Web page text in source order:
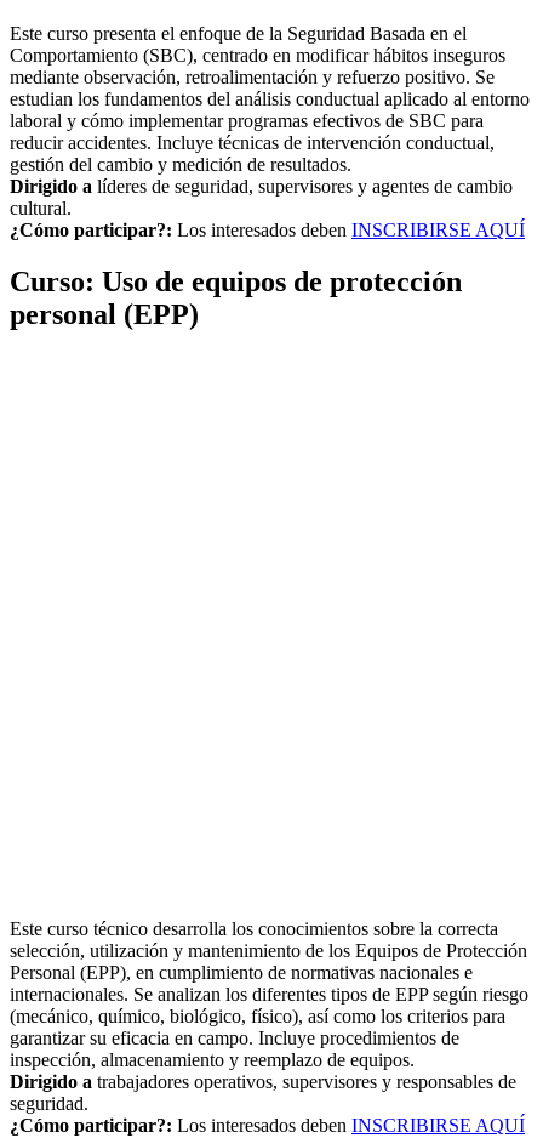
Este curso presenta el enfoque de la Seguridad Basada en el
Comportamiento (SBC), centrado en modificar hábitos inseguros
mediante observación, retroalimentación y refuerzo positivo. Se
estudian los fundamentos del análisis conductual aplicado al entorno
laboral y cómo implementar programas efectivos de SBC para
reducir accidentes. Incluye técnicas de intervención conductual,
gestión del cambio y medición de resultados.
Dirigido a líderes de seguridad, supervisores y agentes de cambio
cultural.
¿Cómo participar?: Los interesados deben INSCRIBIRSE AQUÍ
Curso: Uso de equipos de protección
personal (EPP)
Este curso técnico desarrolla los conocimientos sobre la correcta
selección, utilización y mantenimiento de los Equipos de Protección
Personal (EPP), en cumplimiento de normativas nacionales e
internacionales. Se analizan los diferentes tipos de EPP según riesgo
(mecánico, químico, biológico, físico), así como los criterios para
garantizar su eficacia en campo. Incluye procedimientos de
inspección, almacenamiento y reemplazo de equipos.
Dirigido a trabajadores operativos, supervisores y responsables de
seguridad.
¿Cómo participar?: Los interesados deben INSCRIBIRSE AQUÍ